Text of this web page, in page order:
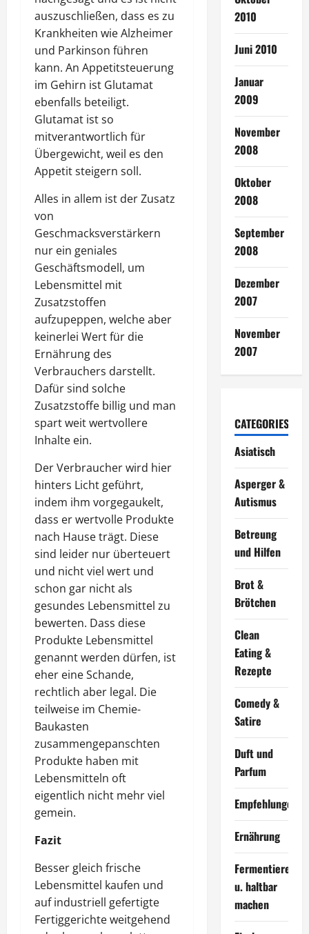
auszuschließen, dass es zu
Krankheiten wie Alzheimer
und Parkinson führen
kann. An Appetitsteuerung
im Gehirn ist Glutamat
ebenfalls beteiligt.
Glutamat ist so
mitverantwortlich für
Übergewicht, weil es den
Appetit steigern soll.
Alles in allem ist der Zusatz
von
Geschmacksverstärkern
nur ein geniales
Geschäftsmodell, um
Lebensmittel mit
Zusatzstoffen
aufzupeppen, welche aber
keinerlei Wert für die
Ernährung des
Verbrauchers darstellt.
Dafür sind solche
Zusatzstoffe billig und man
spart weit wertvollere
Inhalte ein.
Der Verbraucher wird hier
hinters Licht geführt,
indem ihm vorgegaukelt,
dass er wertvolle Produkte
nach Hause trägt. Diese
sind leider nur überteuert
und nicht viel wert und
schon gar nicht als
gesundes Lebensmittel zu
bewerten. Dass diese
Produkte Lebensmittel
genannt werden dürfen, ist
eher eine Schande,
rechtlich aber legal. Die
teilweise im Chemie-
Baukasten
zusammengepanschten
Produkte haben mit
Lebensmitteln oft
eigentlich nicht mehr viel
gemein.
Fazit
Besser gleich frische
Lebensmittel kaufen und
auf industriell gefertigte
Fertiggerichte weitgehend
2010
Juni 2010
Januar
2009
November
2008
Oktober
2008
September
2008
Dezember
2007
November
2007
CATEGORIES
Asiatisch
Asperger &
Autismus
Betreung
und Hilfen
Brot &
Brötchen
Clean
Eating &
Rezepte
Comedy &
Satire
Duft und
Parfum
Empfehlungen
Ernährung
Fermentieren
u. haltbar
machen